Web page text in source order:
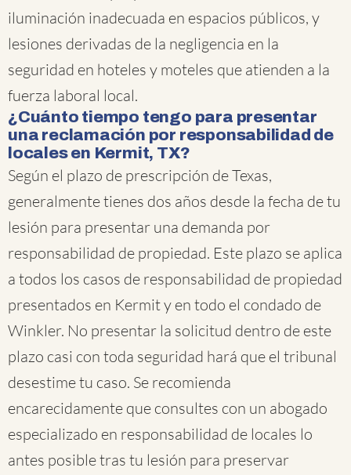
iluminación inadecuada en espacios públicos, y
lesiones derivadas de la negligencia en la
seguridad en hoteles y moteles que atienden a la
fuerza laboral local.
¿Cuánto tiempo tengo para presentar
una reclamación por responsabilidad de
locales en Kermit, TX?
Según el plazo de prescripción de Texas,
generalmente tienes dos años desde la fecha de tu
lesión para presentar una demanda por
responsabilidad de propiedad. Este plazo se aplica
a todos los casos de responsabilidad de propiedad
presentados en Kermit y en todo el condado de
Winkler. No presentar la solicitud dentro de este
plazo casi con toda seguridad hará que el tribunal
desestime tu caso. Se recomienda
encarecidamente que consultes con un abogado
especializado en responsabilidad de locales lo
antes posible tras tu lesión para preservar